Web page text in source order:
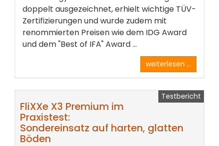
doppelt ausgezeichnet, erhielt wichtige TÜV-
Zertifizierungen und wurde zudem mit
renommierten Preisen wie dem IDG Award
und dem "Best of IFA" Award ...
weiterlesen ...
Testbericht
FliXXe X3 Premium im
Praxistest:
Sondereinsatz auf harten, glatten
Böden